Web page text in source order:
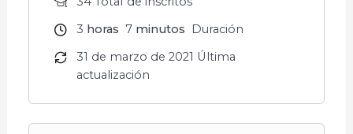
3 horas 7minutos
Duración
31 de marzo de 2021 Última
actualización